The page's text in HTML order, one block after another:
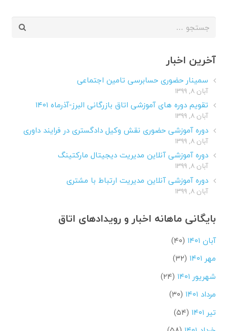
جستجو
آخرین اخبار
سمینار حضوری حسابرسی تامین اجتماعی
آبان ۸, ۱۳۹۹
تقویم دوره های آموزشی اتاق بازرگانی البرز-آذرماه ۱۴۰۱
آبان ۸, ۱۳۹۹
دوره آموزشی حضوری نقش وکیل دادگستری در فرایند داوری
آبان ۸, ۱۳۹۹
دوره آموزشی آنلاین مدیریت دیجیتال مارکتینگ
آبان ۸, ۱۳۹۹
دوره آموزشی آنلاین مدیریت ارتباط با مشتری
آبان ۸, ۱۳۹۹
بایگانی ماهانه اخبار و رویدادهای اتاق
آبان ۱۴۰۱
(۴۰)
مهر ۱۴۰۱
(۳۲)
شهریور ۱۴۰۱
(۲۴)
مرداد ۱۴۰۱
(۳۰)
تیر ۱۴۰۱
(۵۴)